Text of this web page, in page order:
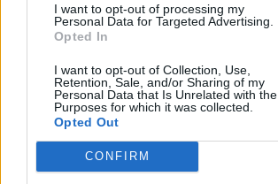
I want to opt-out of processing my
Personal Data for Targeted Advertising.
Opted In
I want to opt-out of Collection, Use,
Retention, Sale, and/or Sharing of my
Personal Data that Is Unrelated with the
Purposes for which it was collected.
Opted Out
CONFIRM